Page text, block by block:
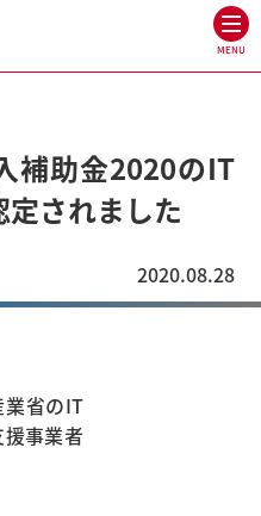
MENU
補助金2020のIT
されました
2020.08.28
省のIT
事業者